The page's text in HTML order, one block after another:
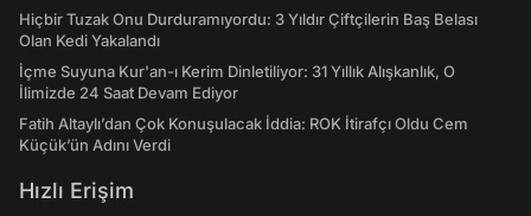
Hiçbir Tuzak Onu Durduramıyordu: 3 Yıldır Çiftçilerin Baş Belası
Olan Kedi Yakalandı
İçme Suyuna Kur'an-ı Kerim Dinletiliyor: 31 Yıllık Alışkanlık, O
İlimizde 24 Saat Devam Ediyor
Fatih Altaylı’dan Çok Konuşulacak İddia: ROK İtirafçı Oldu Cem
Küçük’ün Adını Verdi
Hızlı Erişim